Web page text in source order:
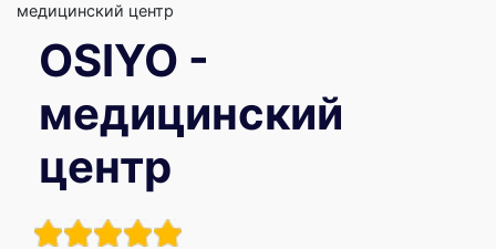
медицинский центр
OSIYO -
медицинский
центр